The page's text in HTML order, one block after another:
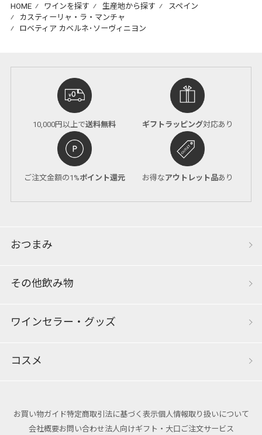
HOME ⁄ ワインを探す ⁄ 生産地から探す ⁄ スペイン
⁄ カスティーリャ・ラ・マンチャ
⁄ ロベティア カベルネ･ソーヴィニヨン
10,000円以上で送料無料 ギフトラッピング対応あり
ご注文金額の1%ポイント還元 お得なアウトレット品あり
おつまみ
その他飲み物
ワインセラー・グッズ
コスメ
お買い物ガイド特定商取引法に基づく表示個人情報取り扱いについて
会社概要お問い合わせ法人向けギフト・大口ご注文サービス